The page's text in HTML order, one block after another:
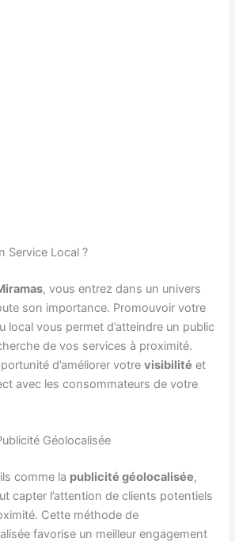
Service Local ?
, vous entrez dans un univers
son importance. Promouvoir votre
local vous permet d’atteindre un public
de vos services à proximité.
d’améliorer votrevisibilité et
avec les consommateurs de votre
Géolocalisée
comme la publicité géolocalisée,
capter l’attention de clients potentiels
Cette méthode de
favorise un meilleur engagement